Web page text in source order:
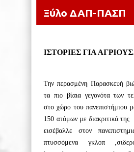
Ξύλο ΔΑΠ-ΠΑΣΠ
ΙΣΤΟΡΙΕΣ ΓΙΑ
Την περασμένη Παρασκευή
τα πιο βίαια γεγονότα των
στο χώρο του πανεπιστήμιου
150 ατόμων με διακριτικά
εισέβαλλε στον
πτυσσόμενα γκλοπ